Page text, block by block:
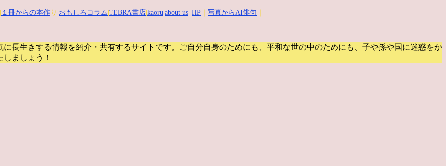
１冊からの本作 り| おもしろコラム TEBRA書店 kaoru |about us HP 写真からAI俳句
長生きする情報を紹介・共有するサイトです。
ご自分自身のためにも、平和な世の中のためにも、子や孫や国に迷惑をか
ましょう！